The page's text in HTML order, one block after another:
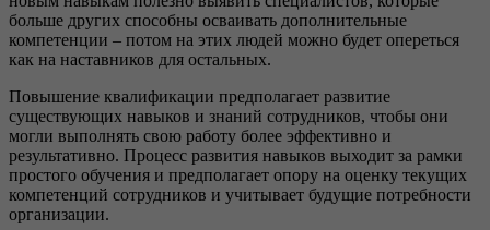
больше других способны осваивать дополнительные
компетенции – потом на этих людей можно будет опереться
как на наставников для остальных.
Повышение квалификации предполагает развитие
существующих навыков и знаний сотрудников, чтобы они
могли выполнять свою работу более эффективно и
результативно. Процесс развития навыков выходит за рамки
простого обучения и предполагает опору на оценку текущих
компетенций сотрудников и учитывает будущие потребности
организации.